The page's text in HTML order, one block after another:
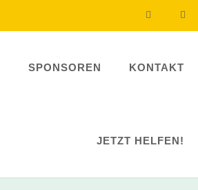
SPONSOREN KONTAKT
JETZT HELFEN!